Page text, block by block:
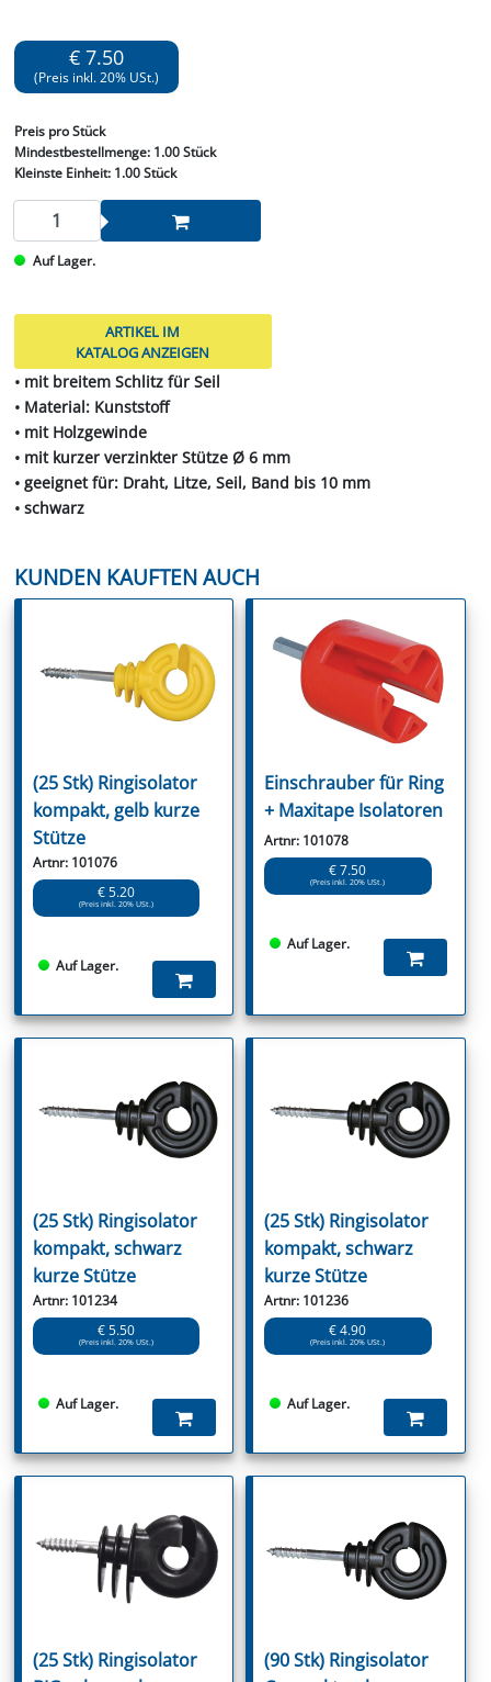
€ 7.50
(Preis inkl. 20% USt.)
Preis pro Stück
Mindestbestellmenge: 1.00 Stück
Kleinste Einheit:1.00 Stück
Auf Lager.
ARTIKEL IM
KATALOG ANZEIGEN
• mit breitem Schlitz für Seil
• Material: Kunststoff
• mit Holzgewinde
• mit kurzer verzinkter Stütze Ø 6 mm
• geeignet für: Draht, Litze, Seil, Band bis 10 mm
• schwarz
KUNDEN KAUFTEN AUCH
(25 Stk) Ringisolator
kompakt, gelb kurze
Stütze
Artnr: 101076
€ 5.20
(Preis inkl. 20% USt.)
Auf Lager.
Einschrauber für Ring
+ Maxitape Isolatoren
Artnr: 101078
€ 7.50
(Preis inkl. 20% USt.)
Auf Lager.
(25 Stk) Ringisolator
kompakt, schwarz
kurze Stütze
Artnr: 101234
€ 5.50
(Preis inkl. 20% USt.)
Auf Lager.
(25 Stk) Ringisolator
kompakt, schwarz
kurze Stütze
Artnr: 101236
€ 4.90
(Preis inkl. 20% USt.)
Auf Lager.
(25 Stk) Ringisolator
(90 Stk) Ringisolator